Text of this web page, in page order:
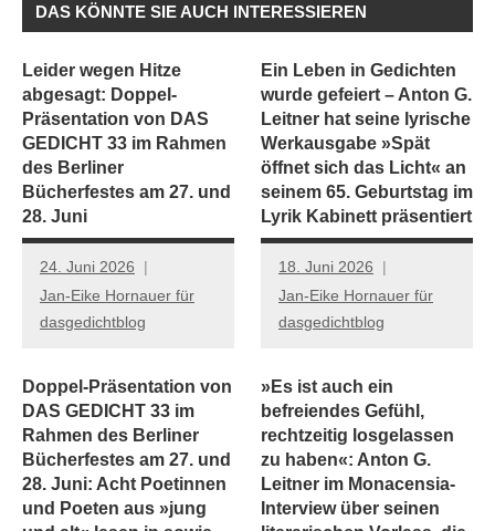
DAS KÖNNTE SIE AUCH INTERESSIEREN
Leider wegen Hitze
abgesagt: Doppel-
Präsentation von DAS
GEDICHT 33 im Rahmen
des Berliner
Bücherfestes am 27. und
28. Juni
24. Juni 2026
Jan-Eike Hornauer für
dasgedichtblog
Ein Leben in Gedichten
wurde gefeiert – Anton G.
Leitner hat seine lyrische
Werkausgabe »Spät
öffnet sich das Licht« an
seinem 65. Geburtstag im
Lyrik Kabinett präsentiert
18. Juni 2026
Jan-Eike Hornauer für
dasgedichtblog
Doppel-Präsentation von
DAS GEDICHT 33 im
Rahmen des Berliner
Bücherfestes am 27. und
28. Juni: Acht Poetinnen
und Poeten aus »jung
»Es ist auch ein
befreiendes Gefühl,
rechtzeitig losgelassen
zu haben«: Anton G.
Leitner im Monacensia-
Interview über seinen